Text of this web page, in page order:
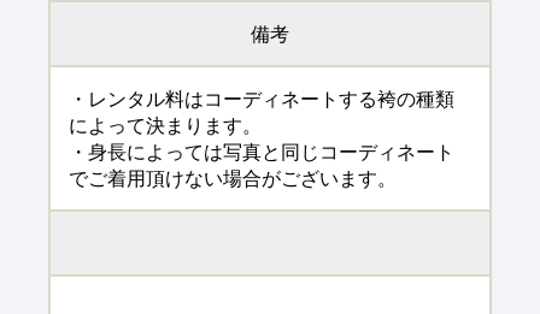
備考
・レンタル料はコーディネートする袴の種類
によって決まります。
・身長によっては写真と同じコーディネート
でご着用頂けない場合がございます。